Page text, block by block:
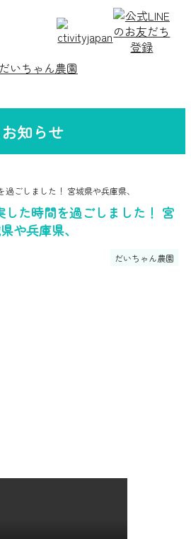
お知らせ
ごしました！ 宮城県や兵庫県、
た時間を過ごしました！ 宮
や兵庫県、
だいちゃん農園